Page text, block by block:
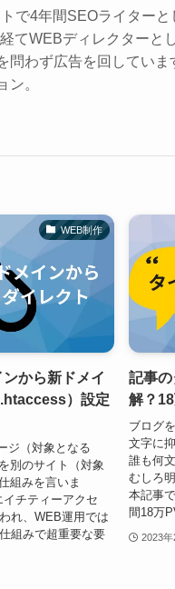
で4年間SEOライター
てWEBディレクターと
問わず広告を回していま
ン。
WEB制作
から新ドメイ
）設定
ジ（対象となる
別のサイト（対象
組みを言いま
チティーアクセ
れ、WEB運用では
組みで超重要な要
記事
解？
ブログ
文字に
誰も何
むしろ
本記事
間18万
2023年